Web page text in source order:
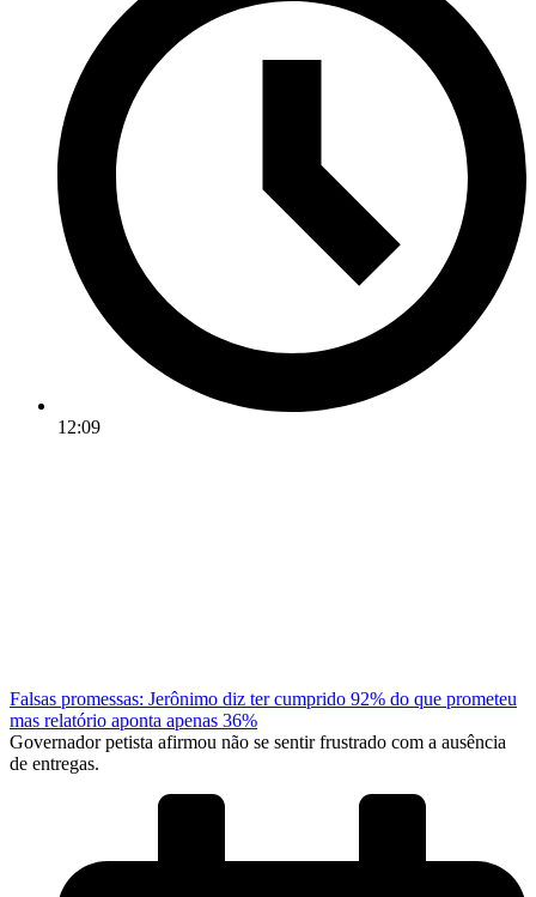
12:09
Falsas promessas: Jerônimo diz ter cumprido 92% do que prometeu
mas relatório aponta apenas 36%
Governador petista afirmou não se sentir frustrado com a ausência
de entregas.